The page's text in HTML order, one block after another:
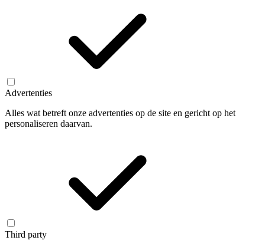
Advertenties
Alles wat betreft onze advertenties op de site en gericht op het
personaliseren daarvan.
Third party